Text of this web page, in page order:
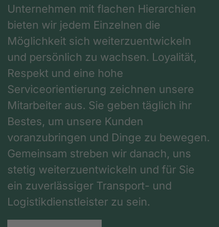
Unternehmen mit flachen Hierarchien
bieten wir jedem Einzelnen die
Möglichkeit sich weiterzuentwickeln
und persönlich zu wachsen. Loyalität,
Respekt und eine hohe
Serviceorientierung zeichnen unsere
Mitarbeiter aus. Sie geben täglich ihr
Bestes, um unsere Kunden
voranzubringen und Dinge zu bewegen.
Gemeinsam streben wir danach, uns
stetig weiterzuentwickeln und für Sie
ein zuverlässiger Transport- und
Logistikdienstleister zu sein.